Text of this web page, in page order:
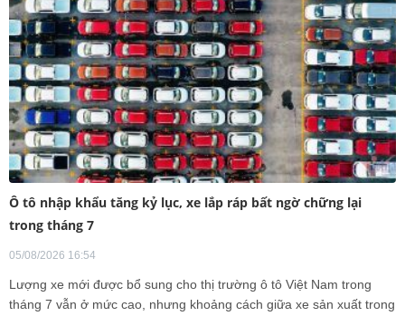
Ô tô nhập khẩu tăng kỷ lục, xe lắp ráp bất ngờ chững lại
trong tháng 7
05/08/2026 16:54
Lượng xe mới được bổ sung cho thị trường ô tô Việt Nam trong
tháng 7 vẫn ở mức cao, nhưng khoảng cách giữa xe sản xuất trong